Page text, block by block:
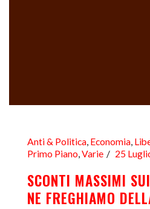
Anti & Politica, Economia,
Primo Piano,Varie 25
SCONTI MASSIMI
NE FREGHIAMO